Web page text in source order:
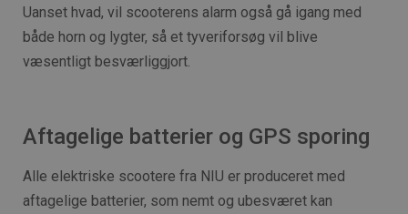
Uanset hvad, vil scooterens alarm også gå igang med
både horn og lygter, så et tyveriforsøg vil blive
væsentligt besværliggjort.
Aftagelige batterier og GPS sporing
Alle elektriske scootere fra NIU er produceret med
aftagelige batterier, som nemt og ubesværet kan